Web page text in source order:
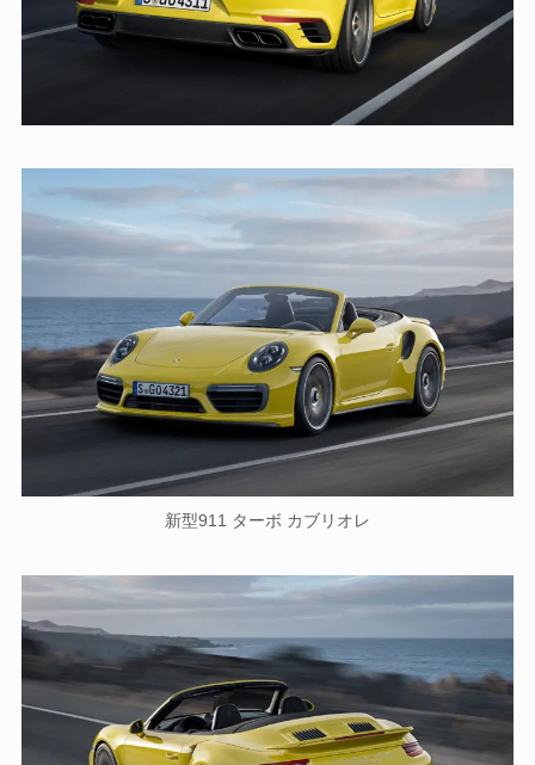
新型911 ターボ カブリオレ